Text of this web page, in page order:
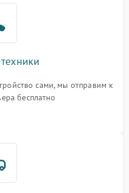
сами, мы отправим к
бесплатно